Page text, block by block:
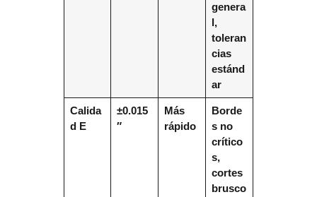
genera
l,
toleran
cias
estánd
ar
Calida
d E
±0.015
″
Más
rápido
Borde
s no
crítico
s,
cortes
brusco